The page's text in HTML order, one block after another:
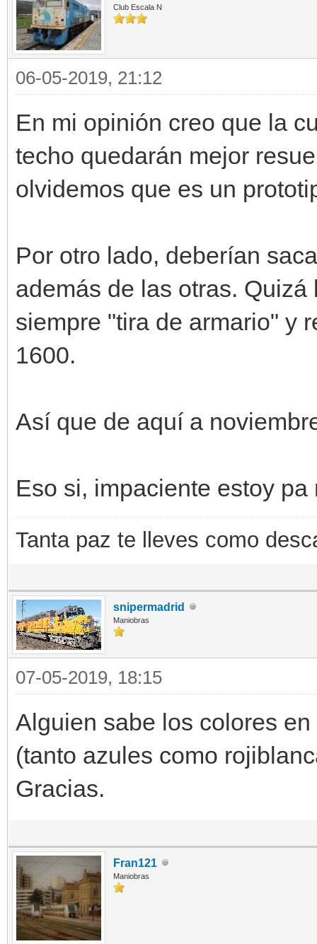
Club Escala N
06-05-2019, 21:12
En mi opinión creo que la
techo quedarán mejor
olvidemos que es un
Por otro lado, deberían
además de las otras.
siempre "tira de armario" y
1600.
Así que de aquí a
Eso si, impaciente estoy pa
Tanta paz te lleves como
snipermadrid
Maniobras
07-05-2019, 18:15
Alguien sabe los colores
(tanto azules como
Gracias.
Fran121
Maniobras